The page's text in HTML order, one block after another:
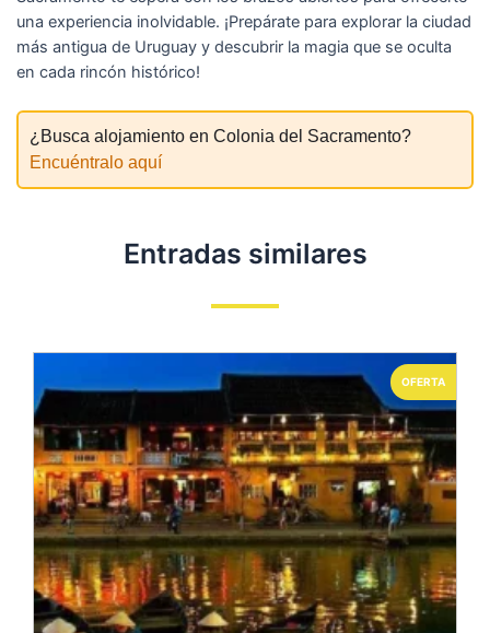
una experiencia inolvidable. ¡Prepárate para explorar la ciudad
más antigua de Uruguay y descubrir la magia que se oculta
en cada rincón histórico!
¿Busca alojamiento en Colonia del Sacramento?
Encuéntralo aquí
Entradas similares
OFERTA